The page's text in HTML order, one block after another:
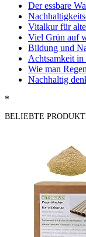
Der essbare
Vitalkur für
Viel Grün auf
Bildung und
Achtsamkeit
Wie man
Nachhaltig
*
BELIEBTE